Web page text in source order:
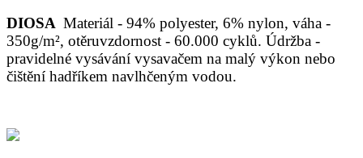
DIOSA Materiál - 94% polyester, 6% nylon, váha -
350g/m², otěruvzdornost - 60.000 cyklů. Údržba -
pravidelné vysávání vysavačem na malý výkon nebo
čištění hadříkem navlhčeným vodou.